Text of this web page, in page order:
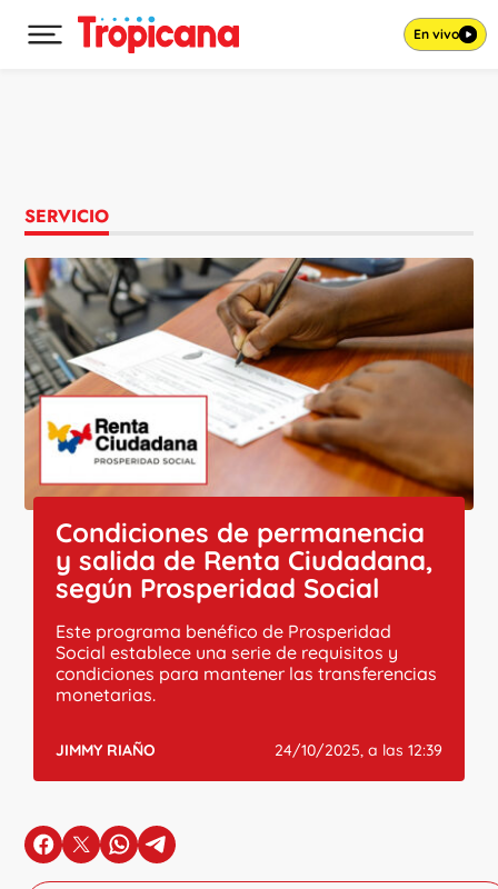
Desplegar menú principal En vivo
SERVICIO
Condiciones de permanencia
y salida de Renta Ciudadana,
según Prosperidad Social
Este programa benéfico de Prosperidad
Social establece una serie de requisitos y
condiciones para mantener las transferencias
monetarias.
JIMMY RIAÑO 24/10/2025, a las 12:39
en Facebook
en Xen Whatsapp
en Telegram